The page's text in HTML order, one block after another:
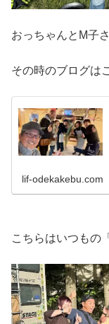
おっちゃんとM子
その時のブログは
lif-odekakebu.com
こちらはいつもの